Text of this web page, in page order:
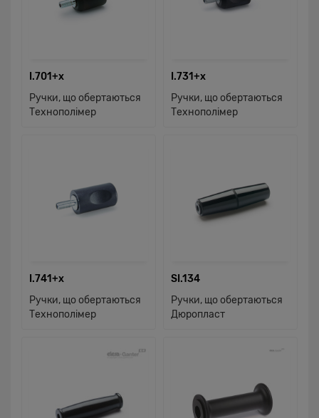
I.701+x
Ручки, що обертаються
Технополімер
I.731+x
Ручки, що обертаються
Технополімер
I.741+x
Ручки, що обертаються
Технополімер
SI.134
Ручки, що обертаються
Дюропласт